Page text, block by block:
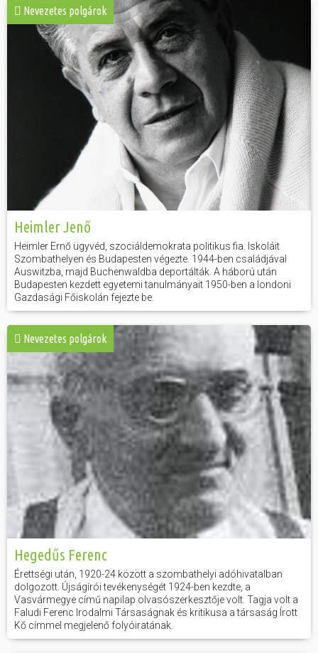
Nevezetes polgárok
Heimler Jenő
Heimler Ernő ügyvéd, szociáldemokrata politikus fia. Iskoláit
Szombathelyen és Budapesten végezte. 1944-ben családjával
Auswitzba, majd Buchenwaldba deportálták. A háború után
Budapesten kezdett egyetemi tanulmányait 1950-ben a londoni
Gazdasági Főiskolán fejezte be.
Nevezetes polgárok
Hegedűs Ferenc
Érettségi után, 1920-24 között a szombathelyi adóhivatalban
dolgozott. Újságírói tevékenységét 1924-ben kezdte, a
Vasvármegye című napilap olvasószerkesztője volt. Tagja volt a
Faludi Ferenc Irodalmi Társaságnak és kritikusa a társaság Írott
Kő címmel megjelenő folyóiratának.